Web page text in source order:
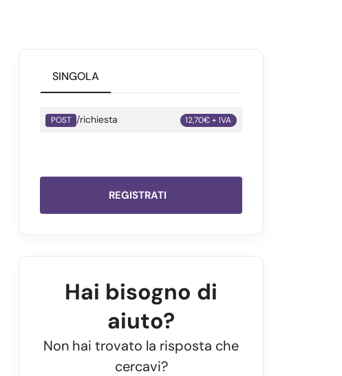
SINGOLA
POST /richiesta 12,70€ + IVA
REGISTRATI
Hai bisogno di
aiuto?
Non hai trovato la risposta che
cercavi?